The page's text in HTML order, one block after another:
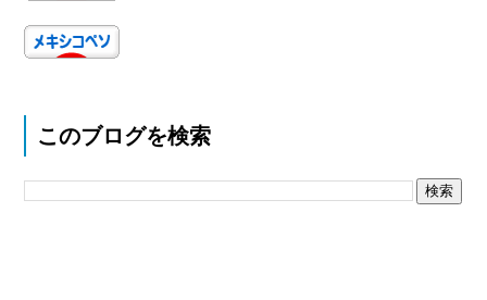
このブログを検索